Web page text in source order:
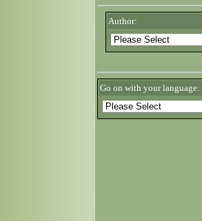
Author:
Go on with your language: